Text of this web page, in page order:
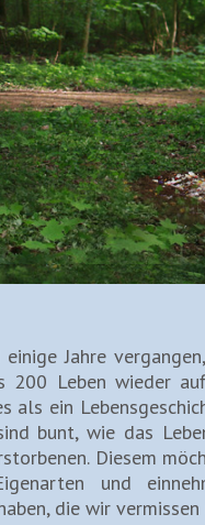
einige Jahre
200 Leben wieder
als ein
bunt, wie das
Diesem
und
die wir